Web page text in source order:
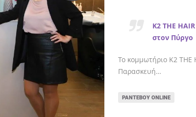
K2 THE
στον Πύργο
Το κομμωτήριο K2 THE
Παρασκευή…
ΡΑΝΤΕΒΟΎ ONLINE